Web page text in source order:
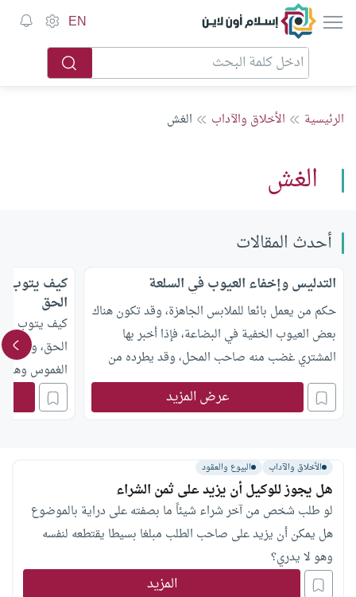
إسلام أون لاين EN
الرئيسية الأخلاق والآداب الغش
الغش
أحدث المقالات
التدليس وإخفاء العيوب في السلعة
حكم من يعمل بائعا للملابس الجاهزة، وقد تكون هناك
بعض العيوب الخفية في البضاعة، فإذا أخبر بها
المشتري غضب منه صاحب المحل، وقد يطرده من
العمل، فماذا يفعل؟
عرض المزيد
كيف يتوب
الحق
كيف يتوب
الحق، ونقصت
الغموس وهل
الأخلاق والآداب البيوع والعقود
هل يجوز للوكيل أن يزيد على ثمن الشراء
لو طلب شخص من آخر شراء شيئاً ما بصفته على دراية بالموضوع
هل يمكن أن يزيد على صاحب الطلب مبلغا بسيطا يقتطعه لنفسه
وهو لا يدري؟
المزيد